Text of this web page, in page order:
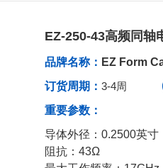
EZ-250-43高频同轴
发布于：2024-09-19
品牌名称： EZ Form
订货周期：3-4周
重要参数：
导体外径：0.2500英寸
阻抗：43Ω